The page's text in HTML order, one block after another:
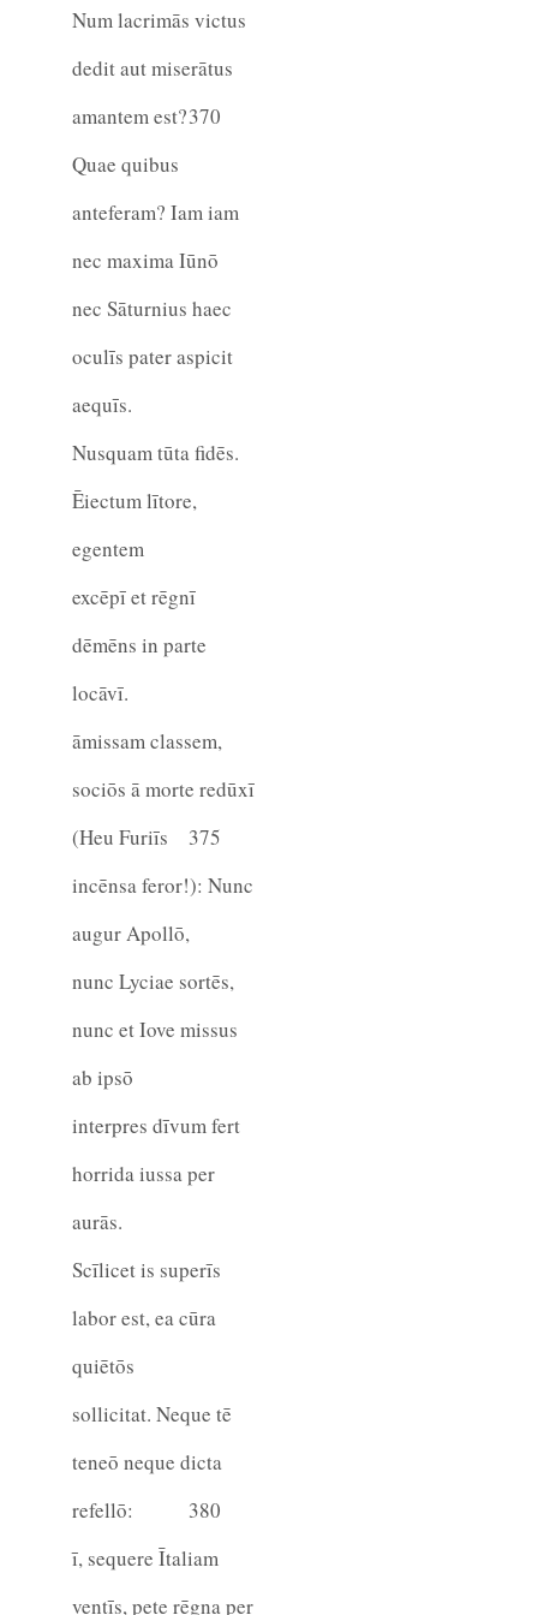
Num lacrimās victus
dedit aut miserātus
amantem est?370
Quae quibus
anteferam? Iam iam
nec maxima Iūnō
nec Sāturnius haec
oculīs pater aspicit
aequīs.
Nusquam tūta fidēs.
Ēiectum lītore,
egentem
excēpī et rēgnī
dēmēns in parte
locāvī.
āmissam classem,
sociōs ā morte redūxī
375
(Heu Furiīs
incēnsa feror!): Nunc
augur Apollō,
nunc Lyciae sortēs,
nunc et Iove missus
ab ipsō
interpres dīvum fert
horrida iussa per
aurās.
Scīlicet is superīs
labor est, ea cūra
quiētōs
sollicitat. Neque tē
teneō neque dicta
refellō:
380
ī, sequere Ītaliam
ventīs, pete rēgna per